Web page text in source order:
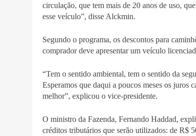
circulação, que tem mais de 20 anos de uso,
esse veículo”, disse Alckmin.
Segundo o programa, os descontos para
comprador deve apresentar um veículo
“Tem o sentido ambiental, tem o sentido da
Esperamos que daqui a poucos meses os juros
melhor”, explicou o vice-presidente.
O ministro da Fazenda, Fernando Haddad,
créditos tributários que serão utilizados: de R$